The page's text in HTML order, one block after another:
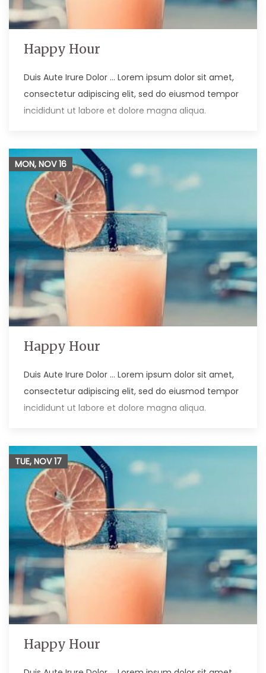
Happy Hour
Duis Aute Irure Dolor … Lorem ipsum dolor sit amet,
consectetur adipiscing elit, sed do eiusmod tempor
incididunt ut labore et dolore magna aliqua.
Happy Hour
Duis Aute Irure Dolor … Lorem ipsum dolor sit amet,
consectetur adipiscing elit, sed do eiusmod tempor
incididunt ut labore et dolore magna aliqua.
MON, NOV16
Happy Hour
TUE, NOV17